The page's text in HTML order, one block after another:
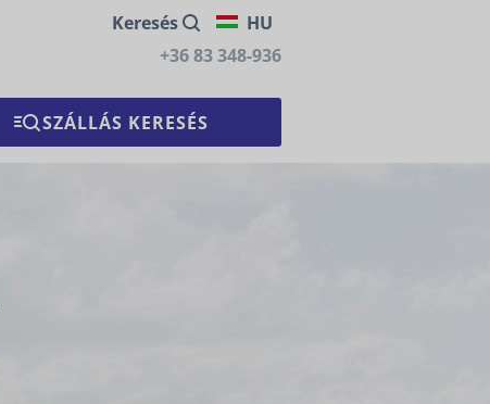
Keresés
HU
+36 83 348-936